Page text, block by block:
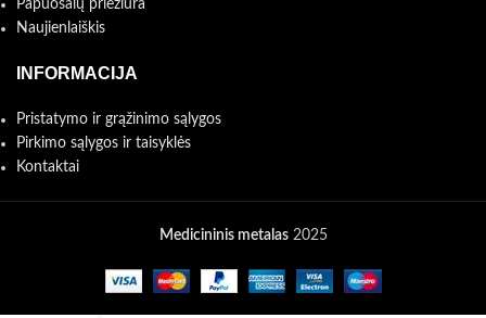
Papuošalų priežiūra
Naujienlaiškis
INFORMACIJA
Pristatymo ir grąžinimo sąlygos
Pirkimo sąlygos ir taisyklės
Kontaktai
Medicininis metalas2025